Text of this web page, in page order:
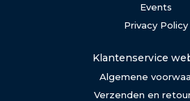
Events
Privacy Policy
Klantenservice
Algemene
Verzenden en